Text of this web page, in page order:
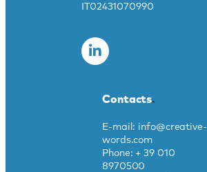
IT02431070990
Contacts.
E-mail: info@creative-
words.com
Phone: + 39 010
8970500